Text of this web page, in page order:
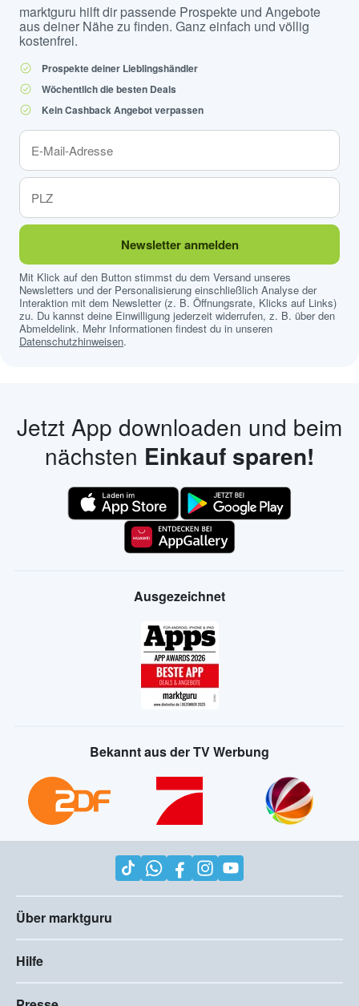
marktguru hilft dir passende Prospekte und Angebote
aus deiner Nähe zu finden. Ganz einfach und völlig
kostenfrei.
Prospekte deiner Lieblingshändler
Wöchentlich die besten Deals
Kein Cashback Angebot verpassen
Newsletter anmelden
Mit Klick auf den Button stimmst du dem Versand unseres
Newsletters und der Personalisierung einschließlich Analyse der
Interaktion mit dem Newsletter (z. B. Öffnungsrate, Klicks auf Links)
zu. Du kannst deine Einwilligung jederzeit widerrufen, z. B. über den
Abmeldelink. Mehr Informationen findest du in unseren
Datenschutzhinweisen.
Jetzt App downloaden und beim
nächsten Einkauf sparen!
Ausgezeichnet
Bekannt aus der TV Werbung
Über marktguru
Hilfe